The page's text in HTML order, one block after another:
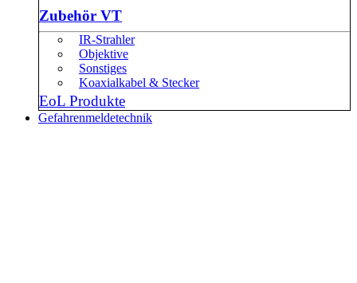
Zubehör VT
IR-Strahler
Objektive
Sonstiges
Koaxialkabel & Stecker
EoL Produkte
Gefahrenmeldetechnik